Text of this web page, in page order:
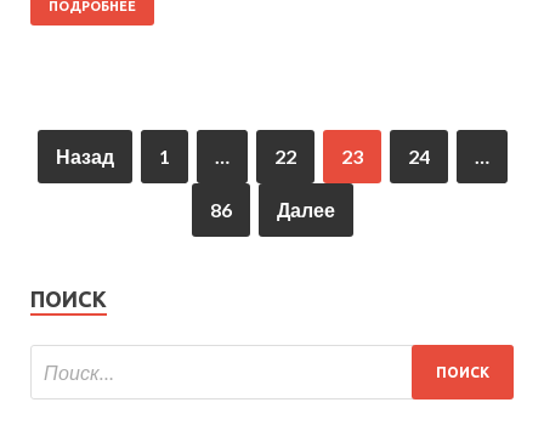
ПОДРОБНЕЕ
Назад 1 … 22 23 24 …
86 Далее
ПОИСК